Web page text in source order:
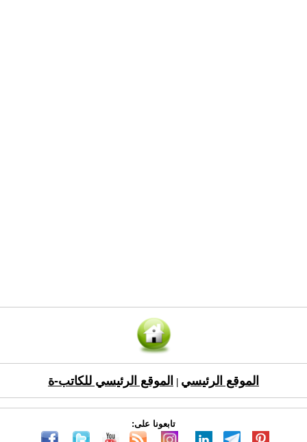
الموقع الرئيسي الموقع الرئيسي للكاتب-ة
تابعونا على: